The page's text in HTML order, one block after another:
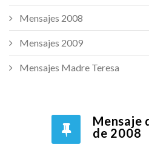
Mensajes 2008
Mensajes 2009
Mensajes Madre Teresa
Mensaje
de 2008